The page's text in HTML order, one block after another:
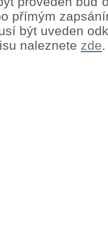
přímým
být uveden
naleznete zde.